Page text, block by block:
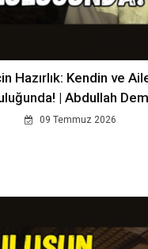
Hazırlık: Kendin ve
| Abdullah
09 Temmuz 2026